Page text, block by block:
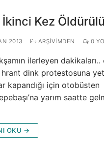
Kez
2013 ARŞIVIMDEN 0
ilerleyen dakikaları..
dink protestosuna
kapandığı için otobüsten
yarım saatte
OKU →